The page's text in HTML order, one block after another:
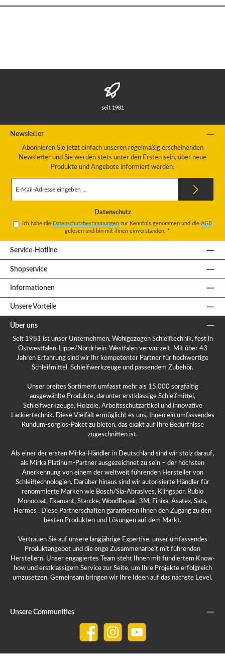
seit 1981
Newsletter
Abonnieren Sie jetzt einfach unseren regelmäßig erscheinenden
Newsletter und Sie werden stets unter den Ersten sein, über neue
Produkte und Angebote informiert werden.
Mail-
Datenschutz
Ich habe die Datenschutzbestimmungen zur Kenntnis genommen und dieAGB
gelesen und bin mit ihnen einverstanden. *
Service-Hotline
Shopservice
Informationen
Unsere Vorteile
Über uns
Seit 1981 ist unser Unternehmen, Wohlgezogen Schleiftechnik, fest in
Ostwestfalen-Lippe/Nordrhein-Westfalen verwurzelt. Mit über 43
Jahren Erfahrung sind wir Ihr kompetenter Partner für hochwertige
Schleifmittel, Schleifwerkzeuge und passendem Zubehör.
Unser breites Sortiment umfasst mehr als 15.000 sorgfältig
ausgewählte Produkte, darunter erstklassige Schleifmittel,
Schleifwerkzeuge, Holzöle, Arbeitsschutzartikel und innovative
Lackiertechnik. Diese Vielfalt ermöglicht es uns, Ihnen ein umfassendes
Rundum-sorglos-Paket zu bieten, das exakt auf Ihre Bedürfnisse
zugeschnitten ist.
Als einer der ersten Mirka-Händler in Deutschland sind wir stolz darauf,
als Mirka Platinum-Partner ausgezeichnet zu sein – der höchsten
Anerkennung von einem der weltweit führenden Hersteller von
Schleiftechnologien. Darüber hinaus sind wir autorisierte Händler für
renommierte Marken wie Bosch/Sia-Abrasives, Klingspor, Rubio
Monocoat, Ekamant, Starcke, WoodRepair, 3M, Finixa, Asatex, Sata,
Hermes . Diese Partnerschaften garantieren Ihnen den Zugang zu den
besten Produkten und Lösungen auf dem Markt.
Vertrauen Sie auf unsere langjährige Expertise, unser umfassendes
Produktangebot und die enge Zusammenarbeit mit führenden
Herstellern. Unser engagiertes Team steht Ihnen mit fundiertem Know-
how und erstklassigem Service zur Seite, um Ihre Projekte erfolgreich
umzusetzen. Gemeinsam bringen wir Ihre Ideen auf das nächste Level.
Unsere Communities
Facebook Instagram YouTube